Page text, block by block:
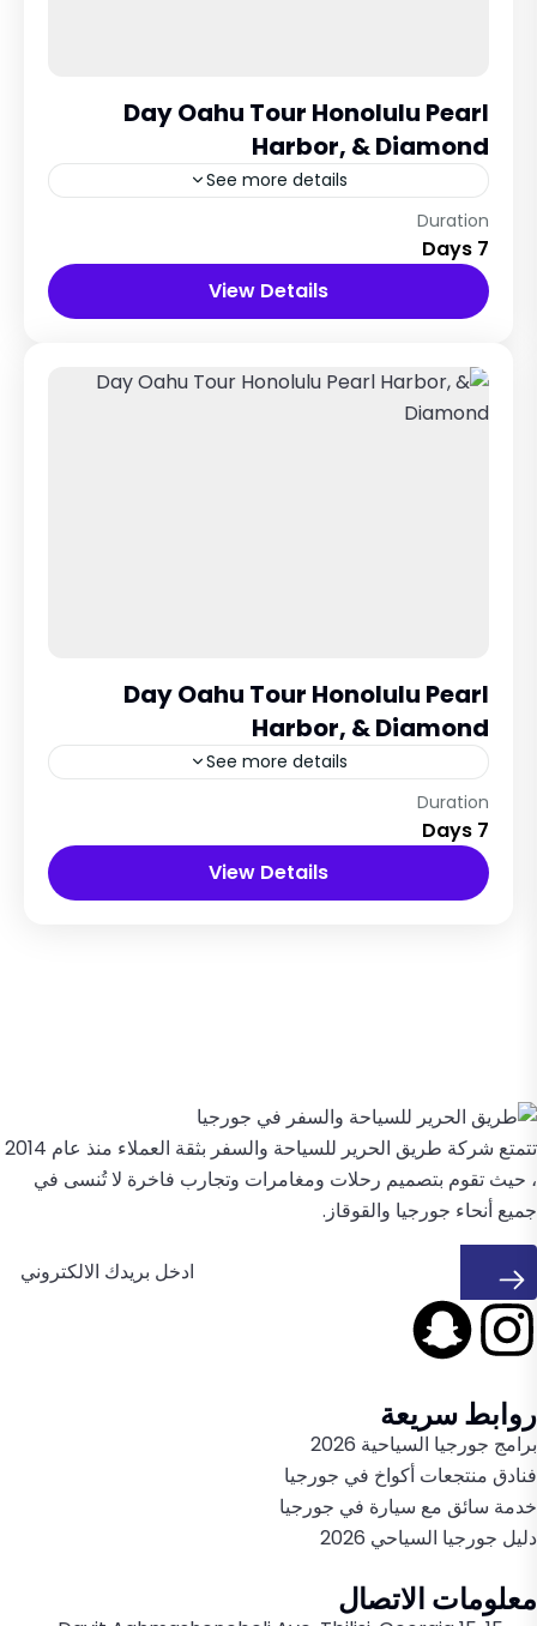
Day Oahu Tour Honolulu Pearl
Harbor, & Diamond
See more details
Maldives City
12 People
Duration
7 Days
View Details
Day Oahu Tour Honolulu Pearl
Harbor, & Diamond
See more details
New York City, USA
12 People
Duration
7 Days
View Details
تتمتع شركة طريق الحرير للسياحة والسفر بثقة العملاء منذ عام 2014
، حيث تقوم بتصميم رحلات ومغامرات وتجارب فاخرة لا تُنسى في
جميع أنحاء جورجيا والقوقاز.
روابط سريعة
برامج جورجيا السياحية 2026
فنادق منتجعات أكواخ في جورجيا
خدمة سائق مع سيارة في جورجيا
دليل جورجيا السياحي 2026
معلومات الاتصال